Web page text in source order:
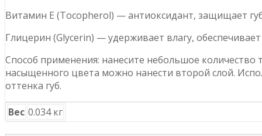
Витамин E (Tocopherol) — антиоксидант, защищает
Глицерин (Glycerin) — удерживает влагу,
Способ применения: нанесите небольшое
насыщенного цвета можно нанести второй слой.
оттенка губ.
Вес 0.034 кг